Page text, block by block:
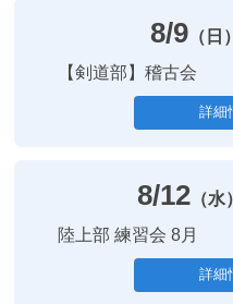
8/9（日）
【剣道部】稽古会
詳細
8/12 （水）
陸上部 練習会 8月
詳細